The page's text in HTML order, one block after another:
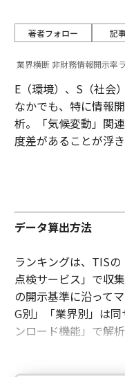
著者フォロー 記
業界横断 非財務情報開示率
E（環境）、S（社会
なかでも、特に情報
析。「気候変動」関
度差があることが浮
データ算出方法
ランキングは、TISの
点検サービス」で収
の開示基準に沿って
G別」「業界別」は
ンロード機能」で解析